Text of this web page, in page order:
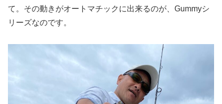
て。その動きがオートマチックに出来るのが、Gummyシ
リーズなのです。